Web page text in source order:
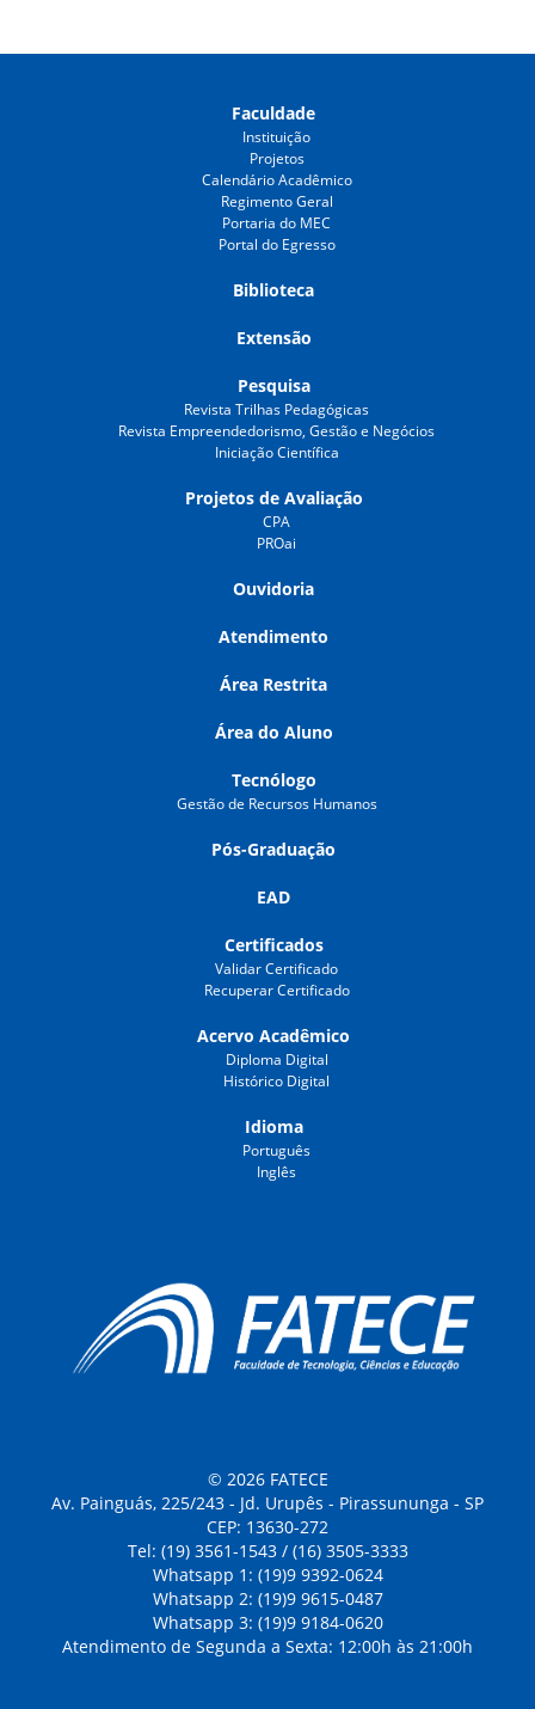
Faculdade
Instituição
Projetos
Calendário Acadêmico
Regimento Geral
Portaria do MEC
Portal do Egresso
Biblioteca
Extensão
Pesquisa
Revista Trilhas Pedagógicas
Revista Empreendedorismo, Gestão e Negócios
Iniciação Científica
Projetos de Avaliação
CPA
PROai
Ouvidoria
Atendimento
Área Restrita
Área do Aluno
Tecnólogo
Gestão de Recursos Humanos
Pós-Graduação
EAD
Certificados
Validar Certificado
Recuperar Certificado
Acervo Acadêmico
Diploma Digital
Histórico Digital
Idioma
Português
Inglês
© 2026 FATECE
Av. Painguás, 225/243 - Jd. Urupês - Pirassununga - SP
CEP: 13630-272
Tel: (19) 3561-1543 / (16) 3505-3333
Whatsapp 1: (19)9 9392-0624
Whatsapp 2: (19)9 9615-0487
Whatsapp 3: (19)9 9184-0620
Atendimento de Segunda a Sexta: 12:00h às 21:00h